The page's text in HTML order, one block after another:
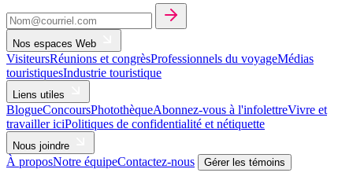
Nos espaces Web
VisiteursRéunions et congrèsProfessionnels du voyageMédias
touristiquesIndustrie touristique
Liens utiles
BlogueConcoursPhotothèqueAbonnez-vous à l'infolettreVivre et
travailler iciPolitiques de confidentialité et nétiquette
Nous joindre
À proposNotre équipeContactez-nous Gérer les témoins